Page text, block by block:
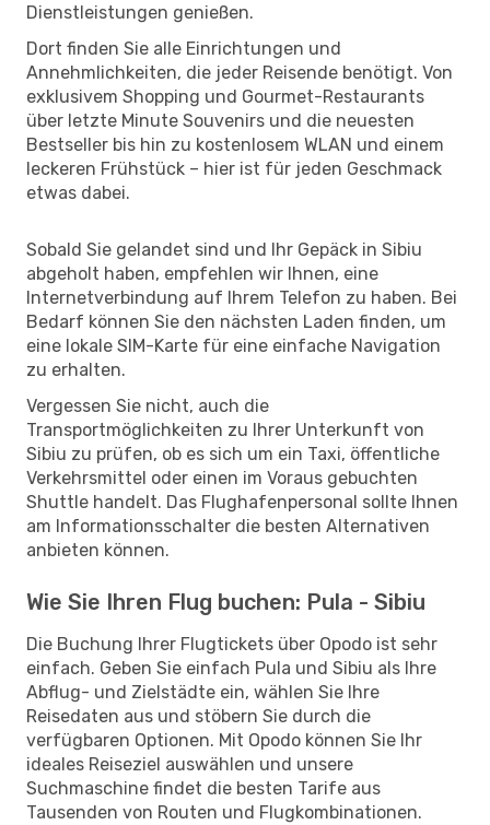
Dienstleistungen genießen.
Dort finden Sie alle Einrichtungen und
Annehmlichkeiten, die jeder Reisende benötigt. Von
exklusivem Shopping und Gourmet-Restaurants
über letzte Minute Souvenirs und die neuesten
Bestseller bis hin zu kostenlosem WLAN und einem
leckeren Frühstück – hier ist für jeden Geschmack
etwas dabei.
Sobald Sie gelandet sind und Ihr Gepäck in Sibiu
abgeholt haben, empfehlen wir Ihnen, eine
Internetverbindung auf Ihrem Telefon zu haben. Bei
Bedarf können Sie den nächsten Laden finden, um
eine lokale SIM-Karte für eine einfache Navigation
zu erhalten.
Vergessen Sie nicht, auch die
Transportmöglichkeiten zu Ihrer Unterkunft von
Sibiu zu prüfen, ob es sich um ein Taxi, öffentliche
Verkehrsmittel oder einen im Voraus gebuchten
Shuttle handelt. Das Flughafenpersonal sollte Ihnen
am Informationsschalter die besten Alternativen
anbieten können.
Wie Sie Ihren Flug buchen: Pula - Sibiu
Die Buchung Ihrer Flugtickets über Opodo ist sehr
einfach. Geben Sie einfach Pula und Sibiu als Ihre
Abflug- und Zielstädte ein, wählen Sie Ihre
Reisedaten aus und stöbern Sie durch die
verfügbaren Optionen. Mit Opodo können Sie Ihr
ideales Reiseziel auswählen und unsere
Suchmaschine findet die besten Tarife aus
Tausenden von Routen und Flugkombinationen.